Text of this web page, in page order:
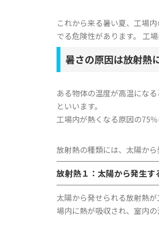
これから来る暑い夏、工場
でる危険性があります。 工
暑さの原因は放射熱
ある物体の温度が高温にな
といいます。
工場内が熱くなる原因の75
放射熱の種類には、太陽か
放射熱１：太陽から発生す
太陽から発せられる放射熱
場内に熱が吸収され、室内の